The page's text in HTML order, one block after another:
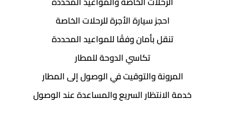
احجز سيارة الأجرة للرحلات الخاصة
تنقل بأمان وفقًا للمواعيد المحددة
تكاسي الدوحة للمطار
المرونة والتوقيت في الوصول إلى المطار
خدمة الانتظار السريع والمساعدة عند الوصول